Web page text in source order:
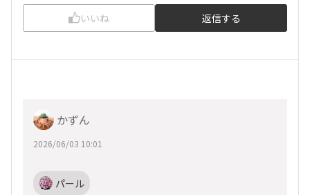
いいね 返信する
かずん
2026/06/03 10:01
パール